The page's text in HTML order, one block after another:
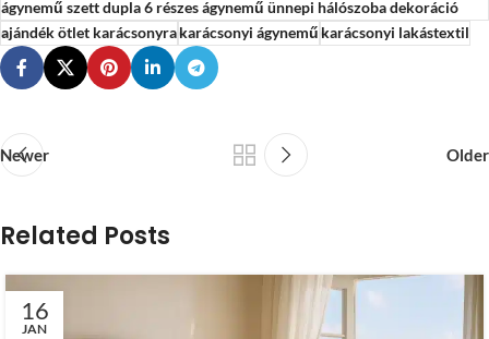
ágynemű szett dupla 6 részes ágynemű ünnepi hálószoba dekoráció
ajándék ötlet karácsonyrakarácsonyi ágyneműkarácsonyi lakástextil
Newer Older
Related Posts
16
JAN